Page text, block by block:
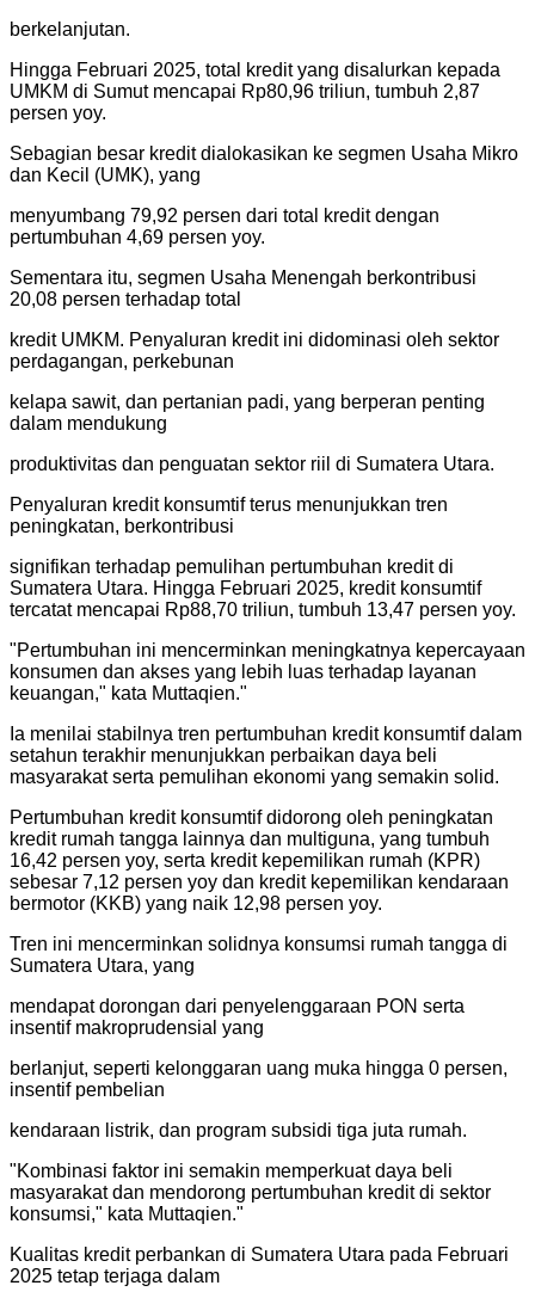
berkelanjutan.
Hingga Februari 2025, total kredit yang disalurkan kepada
UMKM di Sumut mencapai Rp80,96 triliun, tumbuh 2,87
persen yoy.
Sebagian besar kredit dialokasikan ke segmen Usaha Mikro
dan Kecil (UMK), yang
menyumbang 79,92 persen dari total kredit dengan
pertumbuhan 4,69 persen yoy.
Sementara itu, segmen Usaha Menengah berkontribusi
20,08 persen terhadap total
kredit UMKM. Penyaluran kredit ini didominasi oleh sektor
perdagangan, perkebunan
kelapa sawit, dan pertanian padi, yang berperan penting
dalam mendukung
produktivitas dan penguatan sektor riil di Sumatera Utara.
Penyaluran kredit konsumtif terus menunjukkan tren
peningkatan, berkontribusi
signifikan terhadap pemulihan pertumbuhan kredit di
Sumatera Utara. Hingga Februari 2025, kredit konsumtif
tercatat mencapai Rp88,70 triliun, tumbuh 13,47 persen yoy.
"Pertumbuhan ini mencerminkan meningkatnya kepercayaan
konsumen dan akses yang lebih luas terhadap layanan
keuangan," kata Muttaqien."
Ia menilai stabilnya tren pertumbuhan kredit konsumtif dalam
setahun terakhir menunjukkan perbaikan daya beli
masyarakat serta pemulihan ekonomi yang semakin solid.
Pertumbuhan kredit konsumtif didorong oleh peningkatan
kredit rumah tangga lainnya dan multiguna, yang tumbuh
16,42 persen yoy, serta kredit kepemilikan rumah (KPR)
sebesar 7,12 persen yoy dan kredit kepemilikan kendaraan
bermotor (KKB) yang naik 12,98 persen yoy.
Tren ini mencerminkan solidnya konsumsi rumah tangga di
Sumatera Utara, yang
mendapat dorongan dari penyelenggaraan PON serta
insentif makroprudensial yang
berlanjut, seperti kelonggaran uang muka hingga 0 persen,
insentif pembelian
kendaraan listrik, dan program subsidi tiga juta rumah.
"Kombinasi faktor ini semakin memperkuat daya beli
masyarakat dan mendorong pertumbuhan kredit di sektor
konsumsi," kata Muttaqien."
Kualitas kredit perbankan di Sumatera Utara pada Februari
2025 tetap terjaga dalam